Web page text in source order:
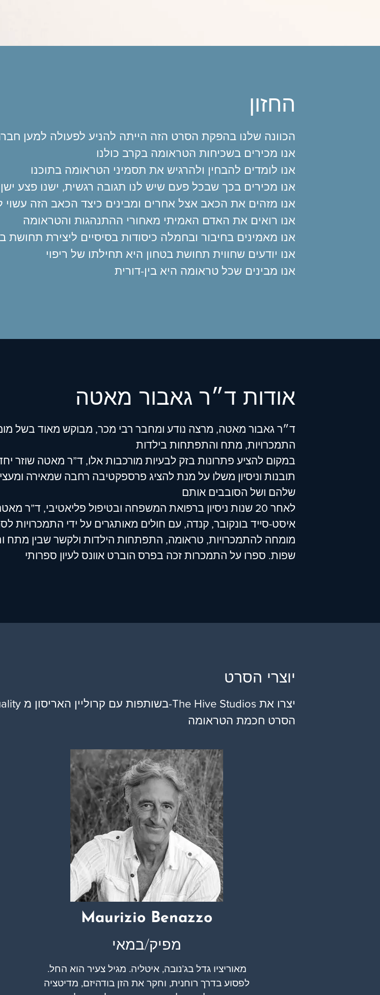
החזון
:הכוונה שלנו בהפקת הסרט הזה הייתה להניע לפעולה למען
אנו מכירים בשכיחות הטראומה בקרב כולנו
אנו לומדים להבחין ולהרגיש את תסמיני הטראומה בתוכנו
אנו מכירים בכך שבכל פעם שיש לנו תגובה רגשית, ישנו פצע
אנו מזהים את הכאב אצל אחרים ומבינים כיצד הכאב הזה
אנו רואים את האדם האמיתי מאחורי ההתנהגות והטראומה
אנו מאמינים בחיבור ובחמלה כיסודות בסיסיים ליצירת תחושת
אנו יודעים שחווית תחושת בטחון היא תחילתו של ריפוי
אנו מבינים שכל טראומה היא בין-דורית
אודות ד״ר גאבור מאטה
ד״ר גאבור מאטה, מרצה נודע ומחבר רבי מכר, מבוקש מאוד בשל
התמכרויות, מתח והתפתחות בילדות
במקום להציע פתרונות בזק לבעיות מורכבות אלו, ד”ר מאטה שוזר
תובנות וניסיון משלו על מנת להציג פרספקטיבה רחבה שמאירה
שלהם ושל הסובבים אותם
לאחר 20 שנות ניסיון ברפואת המשפחה ובטיפול פליאטיבי,
איסט-סייד בונקובר, קנדה, עם חולים מאותגרים על ידי התמכרויות
מומחה להתמכרויות, טראומה, התפתחות הילדות ולקשר שבין
שפות. ספרו על התמכרות זכה בפרס הוברט אוונס לעיון ספרותי
יוצרי הסרט
הסרט חכמת הטראומה
Maurizio Benazzo​
מפיק/במאי
מאוריציו גדל בג’נובה, איטליה. מגיל צעיר הוא החל.
לפסוע בדרך רוחנית, וחקר את הזן בודהיזם, מדיטציה